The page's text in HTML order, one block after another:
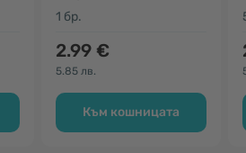
1 бр.
2.99 €
5.85 лв.
Към кошницата